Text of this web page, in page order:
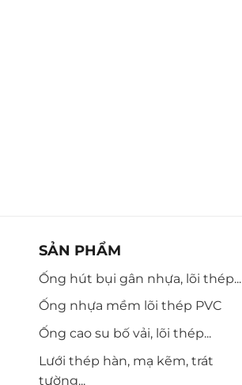
SẢN PHẨM
Ống hút bụi gân nhựa, lõi thép...
Ống nhựa mềm lõi thép PVC
Ống cao su bố vải, lõi thép...
Lưới thép hàn, mạ kẽm, trát
tường...